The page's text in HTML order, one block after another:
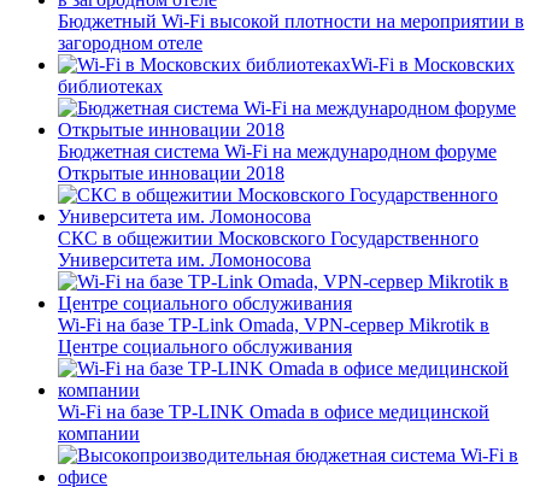
Бюджетный Wi-Fi высокой плотности на мероприятии в
загородном отеле
Wi-Fi в Московских
библиотеках
Бюджетная система Wi-Fi на международном форуме
Открытые инновации 2018
СКС в общежитии Московского Государственного
Университета им. Ломоносова
Wi-Fi на базе TP-Link Omada, VPN-сервер Mikrotik в
Центре социального обслуживания
Wi-Fi на базе TP-LINK Omada в офисе медицинской
компании